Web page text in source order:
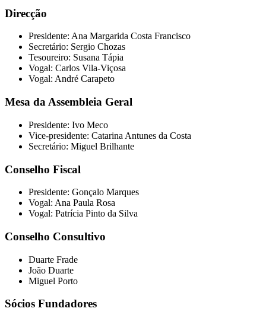
Direcção
Presidente: Ana Margarida Costa Francisco
Secretário: Sergio Chozas
Tesoureiro: Susana Tápia
Vogal: Carlos Vila-Viçosa
Vogal: André Carapeto
Mesa da Assembleia Geral
Presidente: Ivo Meco
Vice-presidente: Catarina Antunes da Costa
Secretário: Miguel Brilhante
Conselho Fiscal
Presidente: Gonçalo Marques
Vogal: Ana Paula Rosa
Vogal: Patrícia Pinto da Silva
Conselho Consultivo
Duarte Frade
João Duarte
Miguel Porto
Sócios Fundadores